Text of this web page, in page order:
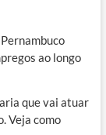
ao longo
que vai atuar
Veja como